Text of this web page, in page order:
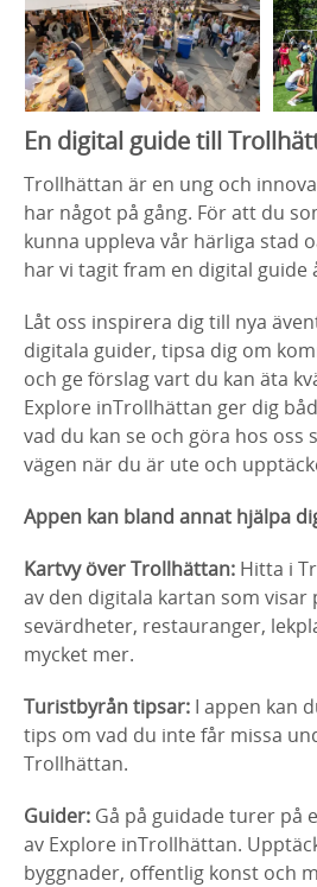
En digital guide till
Trollhättan är en ung och
har något på gång. För att du
kunna uppleva vår härliga stad
har vi tagit fram en digital guide
Låt oss inspirera dig till nya
digitala guider, tipsa dig om
och ge förslag vart du kan äta
Explore inTrollhättan ger dig
vad du kan se och göra hos oss
vägen när du är ute och
Appen kan bland annat hjälpa
Kartvy över Trollhättan: Hitta i
av den digitala kartan som visar
sevärdheter, restauranger,
mycket mer.
Turistbyrån tipsar: I appen kan
tips om vad du inte får missa
Trollhättan.
Guider: Gå på guidade turer på
av Explore inTrollhättan.
byggnader, offentlig konst och